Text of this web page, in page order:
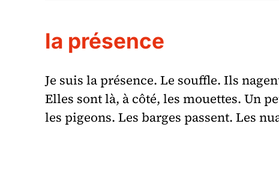
la présence
Je suis la présence. Le souffle. Ils
Elles sont là, à côté, les mouettes. Un
les pigeons. Les barges passent. Les